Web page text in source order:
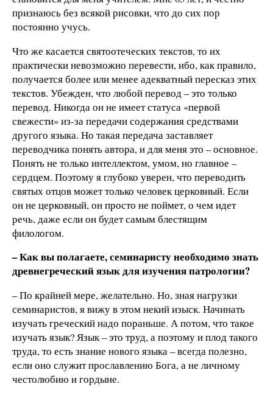
признаюсь без всякой рисовки, что до сих пор
постоянно учусь.
Что же касается святоотеческих текстов, то их
практически невозможно перевести, ибо, как правило,
получается более или менее адекватный пересказ этих
текстов. Убежден, что любой перевод – это только
перевод. Никогда он не имеет статуса «первой
свежести» из-за передачи содержания средствами
другого языка. Но такая передача заставляет
переводчика понять автора, и для меня это – основное.
Понять не только интеллектом, умом, но главное –
сердцем. Поэтому я глубоко уверен, что переводить
святых отцов может только человек церковный. Если
он не церковный, он просто не поймет, о чем идет
речь, даже если он будет самым блестящим
филологом.
– Как вы полагаете, семинаристу необходимо знать
древнегреческий язык для изучения патрологии?
– По крайней мере, желательно. Но, зная нагрузки
семинаристов, я вижу в этом некий изыск. Начинать
изучать греческий надо пораньше. А потом, что такое
изучать язык? Язык – это труд, а поэтому и плод такого
труда, то есть знание нового языка – всегда полезно,
если оно служит прославлению Бога, а не личному
честолюбию и гордыне.